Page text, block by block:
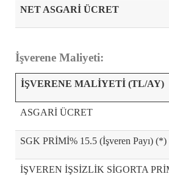
NET ASGARİ ÜCRET
İşverene Maliyeti:
İŞVERENE MALİYETİ (TL/AY)
ASGARİ ÜCRET
SGK PRİMİ% 15.5 (İşveren Payı) (*)
İŞVEREN İŞSİZLİK SİGORTA